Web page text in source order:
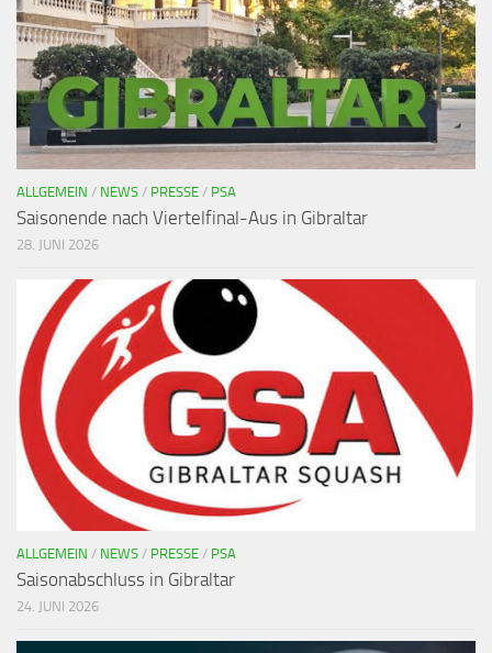
ALLGEMEIN / NEWS / PRESSE / PSA
Saisonende nach Viertelfinal-Aus in Gibraltar
28. JUNI 2026
ALLGEMEIN / NEWS / PRESSE / PSA
Saisonabschluss in Gibraltar
24. JUNI 2026